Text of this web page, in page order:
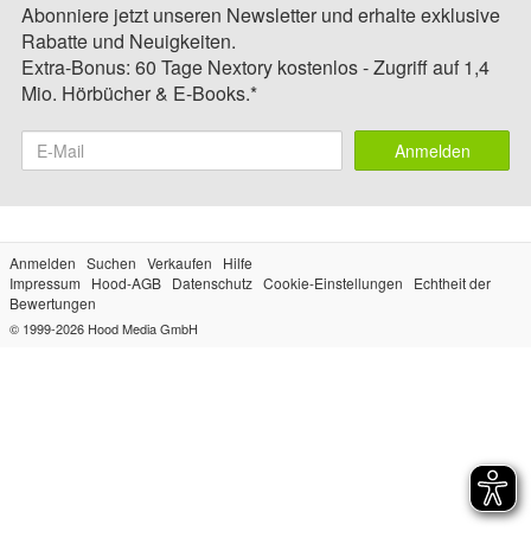
Abonniere jetzt unseren Newsletter und erhalte exklusive
Rabatte und Neuigkeiten.
Extra-Bonus: 60 Tage Nextory kostenlos - Zugriff auf 1,4
Mio. Hörbücher & E-Books.*
Anmelden
Anmelden Suchen Verkaufen
Hilfe
Impressum
Hood-AGB Datenschutz Cookie-Einstellungen
Echtheit der
Bewertungen
© 1999-2026 Hood Media GmbH